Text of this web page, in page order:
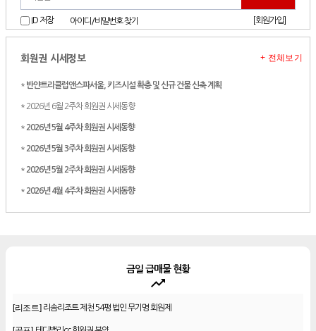
ID 저장 아이디/비밀번호 찾기 [회원가입]
회원권 시세정보
* 반얀트리클럽앤스파서울, 키즈시설 확충 및 신규 건물 신축 계획
* 2026년 6월 2주차 회원권 시세동향
* 2026년 5월 4주차 회원권 시세동향
* 2026년 5월 3주차 회원권 시세동향
* 2026년 5월 2주차 회원권 시세동향
* 2026년 4월 4주차 회원권 시세동향
+ 전체보기
금일 급매물 현황
trending_up
[리조트] 리솜리조트 제천 54평 법인 무기명 회원제